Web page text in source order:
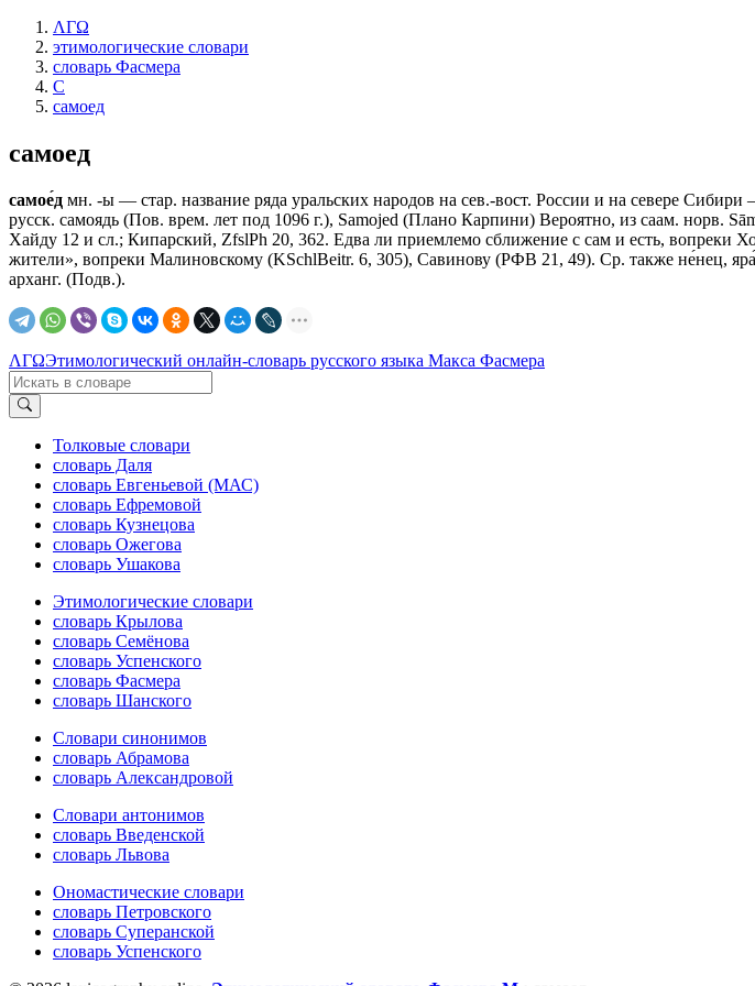
ΛΓΩ
этимологические словари
словарь Фасмера
С
самоед
самоед
самое́д мн. -ы — стар. название ряда уральских народов на сев.-вост. России и на севере
русск. самоядь (Пов. врем. лет под 1096 г.), Sаmоjеd (Плано Карпини) Вероятно, из саам. норв.
Хайду 12 и сл.; Кипарский, ZfslPh 20, 362. Едва ли приемлемо сближение с сам и есть, вопреки
жители», вопреки Малиновскому (KSchlBeitr. 6, 305), Савинову (РФВ 21, 49). Ср. также не́нец,
арханг. (Подв.).
ΛΓΩЭтимологический онлайн-словарь русского языка Макса Фасмера
Толковые словари
словарь Даля
словарь Евгеньевой (МАС)
словарь Ефремовой
словарь Кузнецова
словарь Ожегова
словарь Ушакова
Этимологические словари
словарь Крылова
словарь Семёнова
словарь Успенского
словарь Фасмера
словарь Шанского
Словари синонимов
словарь Абрамова
словарь Александровой
Словари антонимов
словарь Введенской
словарь Львова
Ономастические словари
словарь Петровского
словарь Суперанской
словарь Успенского